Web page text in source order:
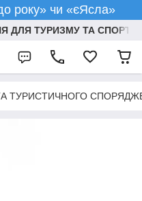
року» чи «єЯсла»
ТУРИЗМУ ТА СПОРТУ
ТУРИСТИЧНОГО